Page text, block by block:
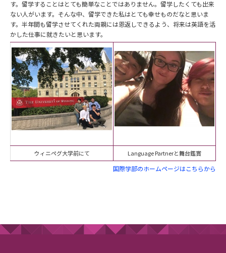
す。留学することはとても簡単なことではありません。留学したくても出来
ない人がいます。そんな中、留学できた私はとても幸せものだなと思いま
す。半年間も留学させてくれた両親には恩返しできるよう、将来は英語を活
かした仕事に就きたいと思います。
ウィニペグ大学前にて Language Partnerと舞台鑑賞
国際学部のホームページはこちらから